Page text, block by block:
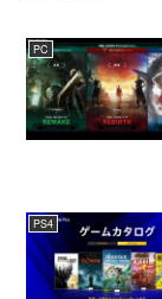
PC
PS4